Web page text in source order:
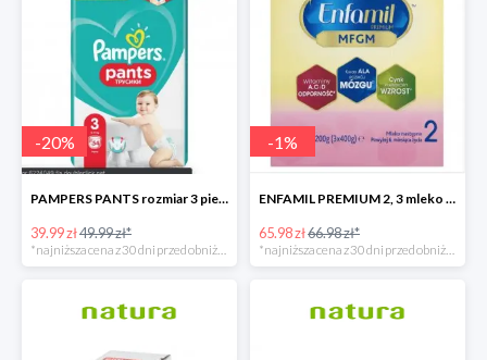
-20%
PAMPERS PANTS rozmiar 3 pieluchomajtki
39.99 zł49.99 zł*
-1%
ENFAMIL PREMIUM 2, 3 mleko następne powyżej 6. miesiąca życia 1200 G
65.98 zł66.98 zł*